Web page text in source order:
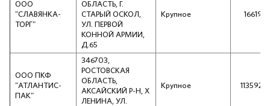
ООО
"СЛАВЯНКА-
ТОРГ"
ОБЛАСТЬ, Г.
СТАРЫЙ ОСКОЛ,
УЛ. ПЕРВОЙ
КОННОЙ АРМИИ,
Д.65
Крупное
ООО ПКФ
"АТЛАНТИС-
ПАК"
346703,
РОСТОВСКАЯ
ОБЛАСТЬ,
АКСАЙСКИЙ Р-Н, Х
ЛЕНИНА, УЛ.
Крупное